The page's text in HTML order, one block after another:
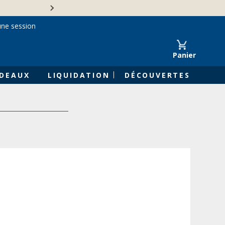
Panier
LIQUIDATION DÉCOUVERTES
session